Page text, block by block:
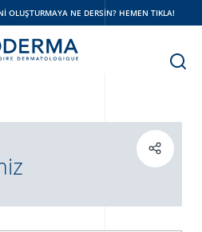
OLUŞTURMAYA NE DERSIN? HEMEN TIKLA!